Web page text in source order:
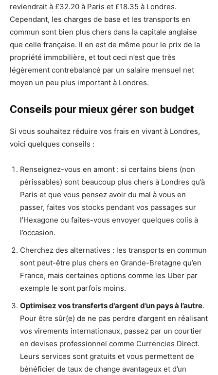
reviendrait à £32.20 à Paris et £18.35 à Londres.
Cependant, les charges de base et les transports en
commun sont bien plus chers dans la capitale anglaise
que celle française. Il en est de même pour le prix de la
propriété immobilière, et tout ceci n’est que très
légèrement contrebalancé par un salaire mensuel net
moyen un peu plus important à Londres.
Conseils pour mieux gérer son budget
Si vous souhaitez réduire vos frais en vivant à Londres,
voici quelques conseils :
Renseignez-vous en amont : si certains biens (non
périssables) sont beaucoup plus chers à Londres qu’à
Paris et que vous pensez avoir du mal à vous en
passer, faites vos stocks pendant vos passages sur
l’Hexagone ou faites-vous envoyer quelques colis à
l’occasion.
Cherchez des alternatives : les transports en commun
sont peut-être plus chers en Grande-Bretagne qu’en
France, mais certaines options comme les Uber par
exemple le sont parfois moins.
Optimisez vos transferts d’argent d’un pays à l’autre.
Pour être sûr(e) de ne pas perdre d’argent en réalisant
vos virements internationaux, passez par un courtier
en devises professionnel comme Currencies Direct.
Leurs services sont gratuits et vous permettent de
bénéficier de taux de change avantageux et d’un